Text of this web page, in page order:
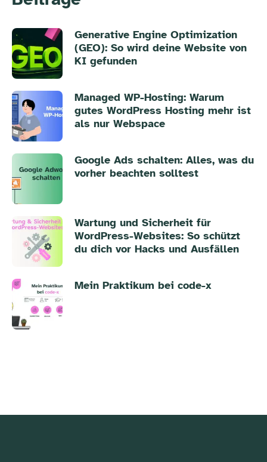
Generative Engine Optimization
(GEO): So wird deine Website von
KI gefunden
Managed WP-Hosting: Warum
gutes WordPress Hosting mehr ist
als nur Webspace
Google Ads schalten: Alles, was du
vorher beachten solltest
Wartung und Sicherheit für
WordPress-Websites: So schützt
du dich vor Hacks und Ausfällen
Mein Praktikum bei code-x